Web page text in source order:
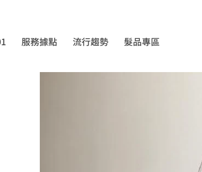
服務據點 流行趨勢 髮品專區